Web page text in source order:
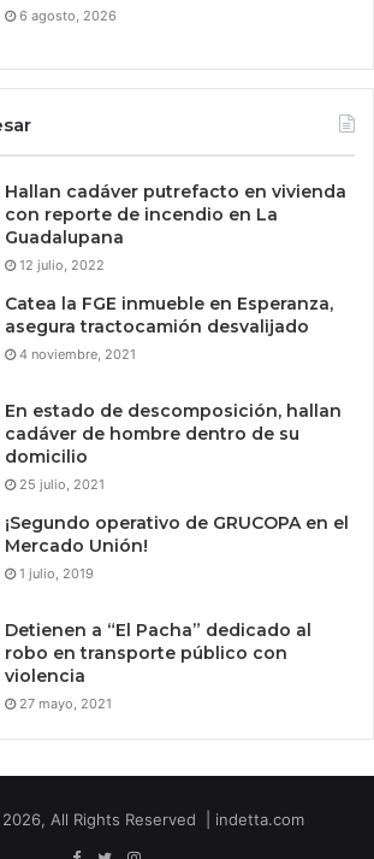
6 agosto, 2026
Hallan cadáver putrefacto en vivienda
con reporte de incendio en La
Guadalupana
12 julio, 2022
Catea la FGE inmueble en Esperanza,
asegura tractocamión desvalijado
4 noviembre, 2021
En estado de descomposición, hallan
cadáver de hombre dentro de su
domicilio
25 julio, 2021
¡Segundo operativo de GRUCOPA en el
Mercado Unión!
1 julio, 2019
Detienen a “El Pacha” dedicado al
robo en transporte público con
violencia
27 mayo, 2021
All Rights Reserved | indetta.com